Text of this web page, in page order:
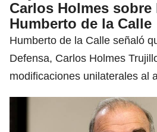
Carlos Holmes
Humberto de la Calle
Humberto de la Calle señaló
Defensa, Carlos Holmes
modificaciones unilaterales al